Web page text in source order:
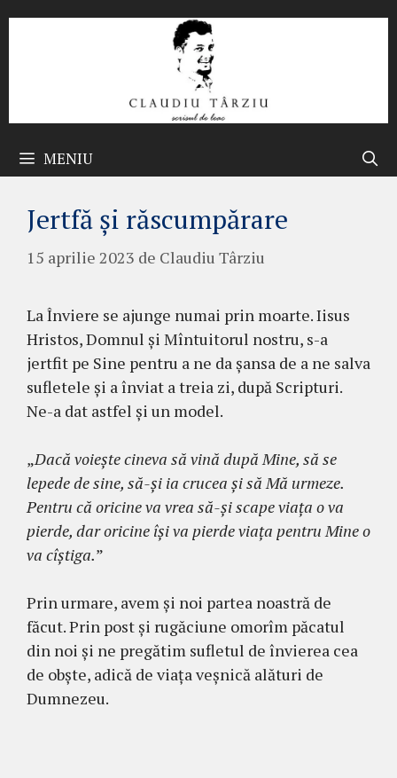
MENIU
Jertfă și răscumpărare
15 aprilie 2023 de Claudiu Târziu
La Înviere se ajunge numai prin moarte. Iisus
Hristos, Domnul și Mîntuitorul nostru, s-a
jertfit pe Sine pentru a ne da șansa de a ne salva
sufletele și a înviat a treia zi, după Scripturi.
Ne-a dat astfel și un model.
„Dacă voiește cineva să vină după Mine, să se
lepede de sine, să-și ia crucea și să Mă urmeze.
Pentru că oricine va vrea să-și scape viața o va
pierde, dar oricine își va pierde viața pentru Mine o
va cîștiga.”
Prin urmare, avem și noi partea noastră de
făcut. Prin post și rugăciune omorîm păcatul
din noi și ne pregătim sufletul de învierea cea
de obște, adică de viața veșnică alături de
Dumnezeu.